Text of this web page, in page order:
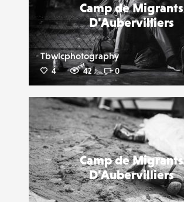
Camp de Migrants
D'Aubervilliers
Tbwlcphotography
4 42 0
Camp de Migrants
D'Aubervilliers